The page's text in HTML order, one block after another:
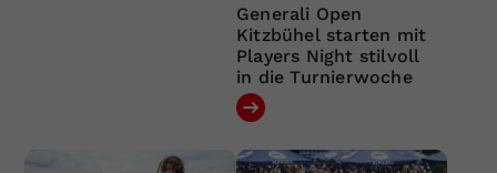
Generali Open
Kitzbühel starten mit
Players Night stilvoll
in die Turnierwoche